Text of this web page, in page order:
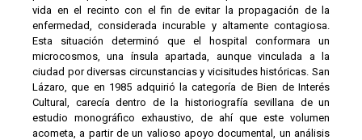
vida en el recinto con el fin de evitar la propagación de la
enfermedad, considerada incurable y altamente contagiosa.
Esta situación determinó que el hospital conformara un
microcosmos, una ínsula apartada, aunque vinculada a la
ciudad por diversas circunstancias y vicisitudes históricas. San
Lázaro, que en 1985 adquirió la categoría de Bien de Interés
Cultural, carecía dentro de la historiografía sevillana de un
estudio monográfico exhaustivo, de ahí que este volumen
acometa, a partir de un valioso apoyo documental, un análisis